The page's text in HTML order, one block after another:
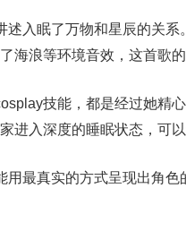
入眠了万物和星辰的关
海浪等环境音效，这首歌的
技能，都是经过她精
进入深度的睡眠状态，可以
最真实的方式呈现出角